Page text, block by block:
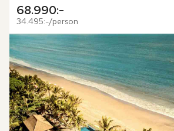
68.990:-
34.495:-/person